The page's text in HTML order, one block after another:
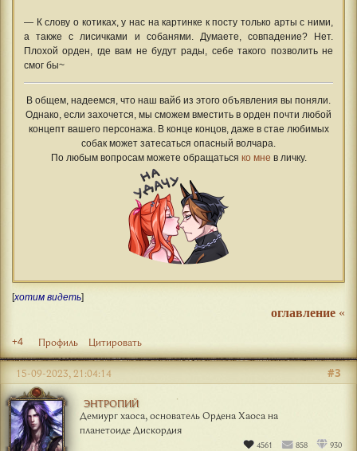
— К слову о котиках, у нас на картинке к посту только арты с ними,
а также с лисичками и собанями. Думаете, совпадение? Нет.
Плохой орден, где вам не будут рады, себе такого позволить не
смог бы~
В общем, надеемся, что наш вайб из этого объявления вы поняли.
Однако, если захочется, мы сможем вместить в орден почти любой
концепт вашего персонажа. В конце концов, даже в стае любимых
собак может затесаться опасный волчара.
По любым вопросам можете обращаться ко мне в личку.
[хотим видеть]
оглавление «
+4 Профиль Цитировать
ЭНТРОПИЙ
Демиург хаоса, основатель Ордена Хаоса на
планетоиде Дискордия
4561 858 930
#3
15-09-2023, 21:04:14